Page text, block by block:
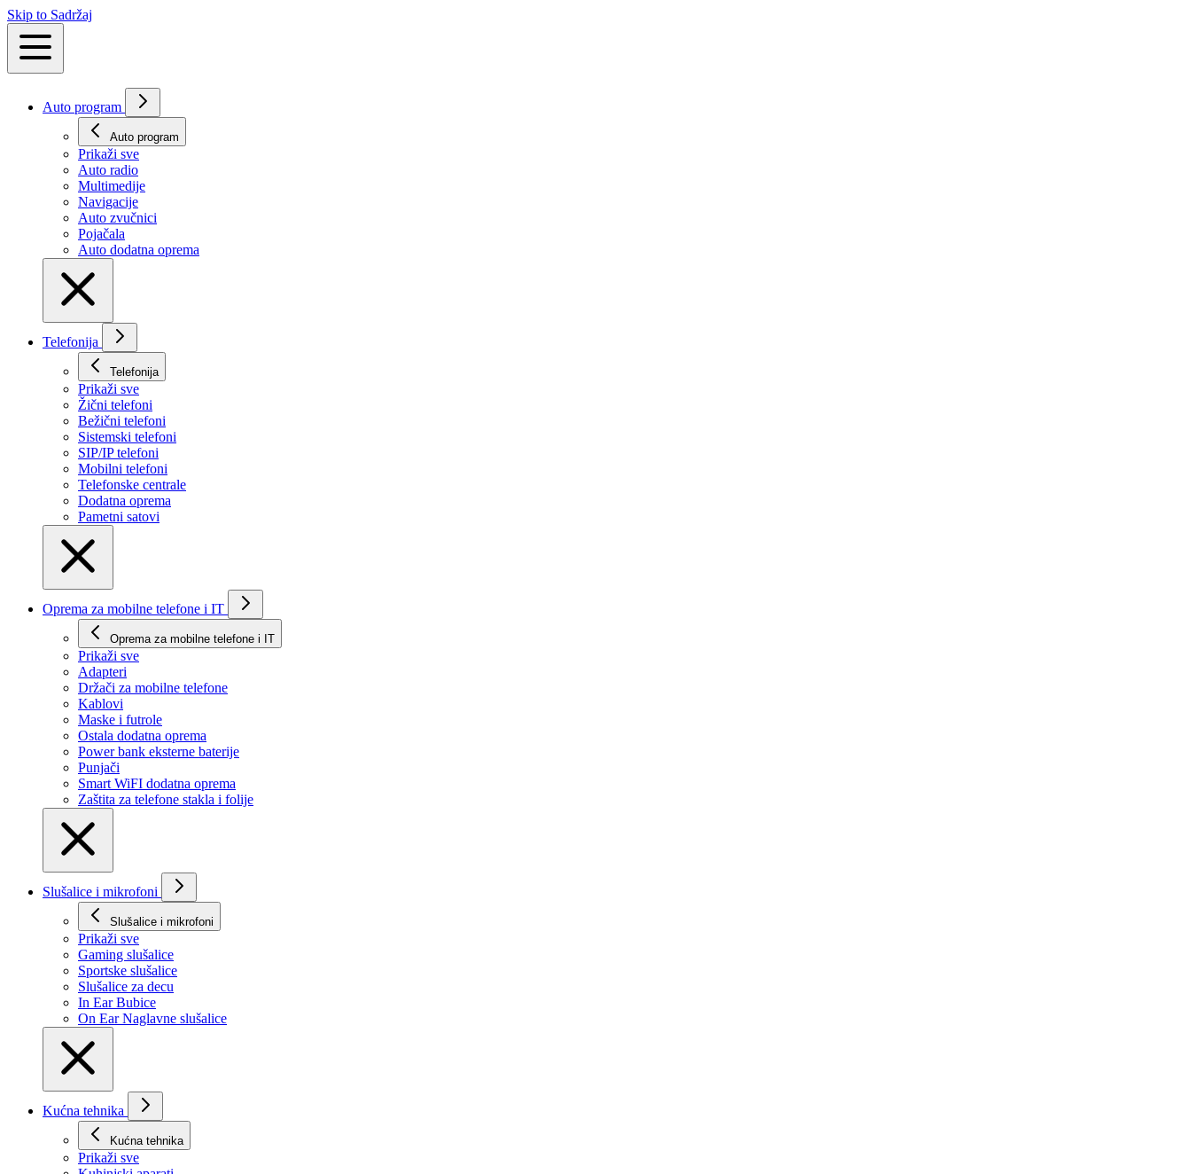
Skip to Sadržaj
Auto program
Auto program
Prikaži svе
Auto radio
Multimedije
Navigacije
Auto zvučnici
Pojačala
Auto dodatna oprema
Telefonija
Telefonija
Prikaži svе
Žični telefoni
Bežični telefoni
Sistemski telefoni
SIP/IP telefoni
Mobilni telefoni
Telefonske centrale
Dodatna oprema
Pametni satovi
Oprema za mobilne telefone i IT
Oprema za mobilne telefone i IT
Prikaži svе
Adapteri
Držači za mobilne telefone
Kablovi
Maske i futrole
Ostala dodatna oprema
Power bank eksterne baterije
Punjači
Smart WiFI dodatna oprema
Zaštita za telefone stakla i folije
Slušalice i mikrofoni
Slušalice i mikrofoni
Prikaži svе
Gaming slušalice
Sportske slušalice
Slušalice za decu
In Ear Bubice
On Ear Naglavne slušalice
Kućna tehnika
Kućna tehnika
Prikaži svе